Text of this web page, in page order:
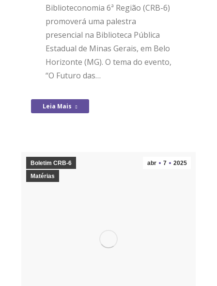
Biblioteconomia 6ª Região (CRB-6)
promoverá uma palestra
presencial na Biblioteca Pública
Estadual de Minas Gerais, em Belo
Horizonte (MG). O tema do evento,
“O Futuro das…
Leia Mais
abr 7 2025
Boletim CRB-6
Matérias